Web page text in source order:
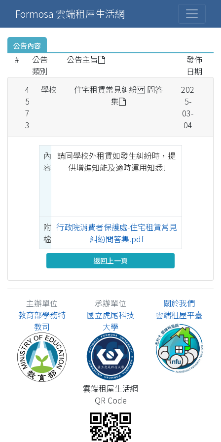
Formosa 雲端租屋生活網
公告內容
#
公告
類別
公告主旨
發佈
日期
4
5
7
3
學校
住宅租賃常見糾紛 問答
集
202
5-
03-
04
內
容
請同學校外租賃如發生糾紛時，提
供增進知能及適時運用知悉!
附
檔
行政院消費者保護處-住宅租賃常見
糾紛問答集.pdf
返回上一頁
主辦單位
教育部學務特
教司
承辦單位
國立虎尾科技
大學
關於我們
雲端租屋平臺
雲端租屋生活網
QR Code